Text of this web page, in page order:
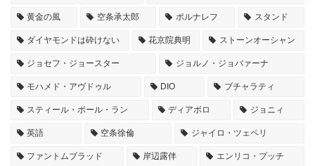
黄金の風 空条承太郎 ポルナレフ スタンド
ダイヤモンドは砕けない 花京院典明 ストーンオーシャン
ジョセフ・ジョースター ジョルノ・ジョバァーナ
モハメド・アヴドゥル DIO ブチャラティ
スティール・ボール・ラン ディアボロ ジョニィ
英語 空条徐倫 ジャイロ・ツェペリ
ファントムブラッド 岸辺露伴 エンリコ・プッチ